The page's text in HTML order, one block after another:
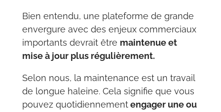
Bien entendu, une plateforme de grande
envergure avec des enjeux commerciaux
importants devrait être maintenue et
mise à jour plus régulièrement.
Selon nous, la maintenance est un travail
de longue haleine. Cela signifie que vous
pouvez quotidiennementengager une ou